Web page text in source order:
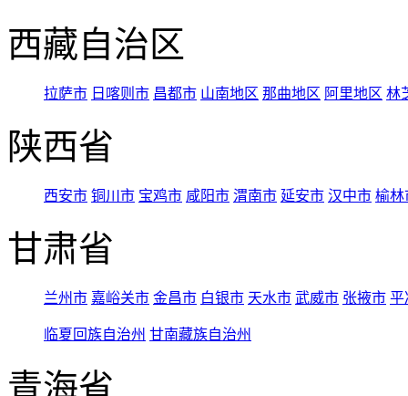
西藏自治区
拉萨市 日喀则市 昌都市 山南地区 那曲地区 阿里地区 林
陕西省
西安市 铜川市 宝鸡市 咸阳市 渭南市 延安市 汉中市 榆林
甘肃省
兰州市 嘉峪关市 金昌市 白银市 天水市 武威市 张掖市 平
临夏回族自治州 甘南藏族自治州
青海省